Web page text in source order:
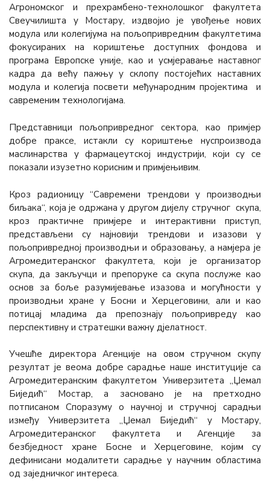
Агрономског и прехрамбено-технолошког факултета
Свеучилишта у Мостару, издвојио је увођење нових
модула или колегијума на пољопривредним факултетима
фокусираних на кориштење доступних фондова и
програма Европске уније, као и усмјеравање наставног
кадра да већу пажњу у склопу постојећих наставних
модула и колегија посвети међународним пројектима и
савременим технологијама.
Представници пољопривредног сектора, као примјер
добре праксе, истакли су кориштење нуспроизвода
маслинарства у фармацеутској индустрији, који су се
показали изузетно корисним и примјењивим.
Кроз радионицу “Савремени трендови у производњи
биљака“, која је одржана у другом дијелу стручног скупа,
кроз практичне примјере и интерактивни приступ,
представљени су најновији трендови и изазови у
пољопривредној производњи и образовању, а намјера је
Агромедитеранског факултета, који је организатор
скупа, да закључци и препоруке са скупа послуже као
основ за боље разумијевање изазова и могућности у
производњи хране у Босни и Херцеговини, али и као
потицај младима да препознају пољопривреду као
перспективну и стратешки важну дјелатност.
Учешће директора Агенције на овом стручном скупу
резултат је веома добре сарадње наше институције са
Агромедитеранским факултетом Универзитета „Џемал
Биједић“ Мостар, а засновано је на претходно
потписаном Споразуму о научној и стручној сарадњи
између Универзитета „Џемал Биједић“ у Мостару,
Агромедитеранског факултета и Агенције за
безбједност хране Босне и Херцеговине, којим су
дефинисани модалитети сарадње у научним областима
од заједничког интереса.